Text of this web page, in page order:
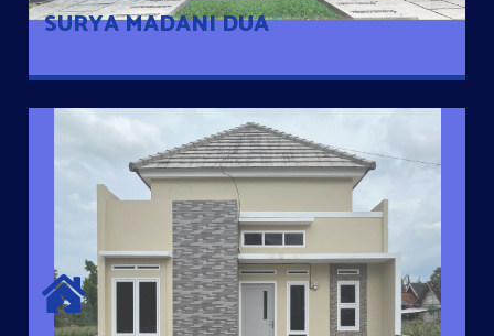
SURYA MADANI DUA
MANUNGGAL JAYA RESIDENCE
Cluster Exclusive dengan one Gate System, terdapat taman
mini dan memiliki jarak 200m dari jalan nasional serta dekat
dengan pusat kota